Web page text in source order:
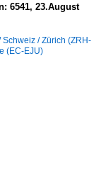
6541, 23.August
Schweiz / Zürich (ZRH-
(EC-EJU)